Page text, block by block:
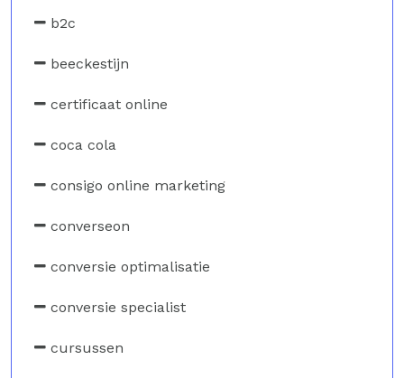
b2c
beeckestijn
certificaat online
coca cola
consigo online marketing
converseon
conversie optimalisatie
conversie specialist
cursussen